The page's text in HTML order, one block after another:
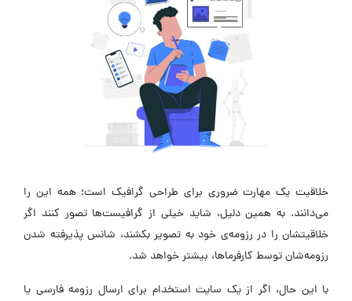
خلاقیت یک مهارت ضروری برای طراحی گرافیک است؛ همه این را
می‌دانند. به همین دلیل، شاید خیلی از گرافیست‌ها تصور کنند اگر
خلاقیتشان را در رزومه‌ی خود به تصویر بکشند، شانس پذیرفته شدن
رزومه‌شان توسط کارفرماها، بیشتر خواهد شد.
با این حال، اگر از یک سایت استخدام برای ارسال رزومه فارسی یا